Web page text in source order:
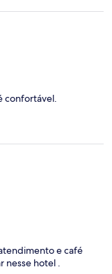
confortável.
e café
nesse hotel .